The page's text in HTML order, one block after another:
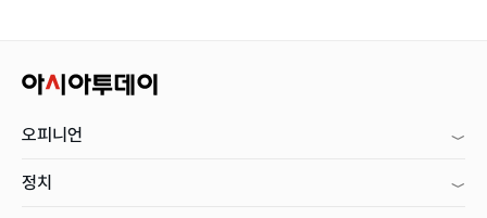
오피니언
정치